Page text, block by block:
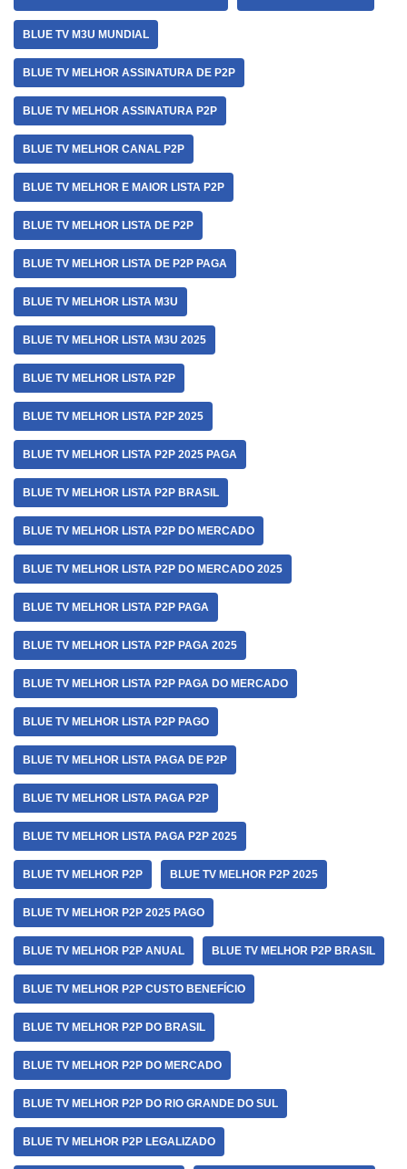
BLUE TV M3U MUNDIAL
BLUE TV MELHOR ASSINATURA DE P2P
BLUE TV MELHOR ASSINATURA P2P
BLUE TV MELHOR CANAL P2P
BLUE TV MELHOR E MAIOR LISTA P2P
BLUE TV MELHOR LISTA DE P2P
BLUE TV MELHOR LISTA DE P2P PAGA
BLUE TV MELHOR LISTA M3U
BLUE TV MELHOR LISTA M3U 2025
BLUE TV MELHOR LISTA P2P
BLUE TV MELHOR LISTA P2P 2025
BLUE TV MELHOR LISTA P2P 2025 PAGA
BLUE TV MELHOR LISTA P2P BRASIL
BLUE TV MELHOR LISTA P2P DO MERCADO
BLUE TV MELHOR LISTA P2P DO MERCADO 2025
BLUE TV MELHOR LISTA P2P PAGA
BLUE TV MELHOR LISTA P2P PAGA 2025
BLUE TV MELHOR LISTA P2P PAGA DO MERCADO
BLUE TV MELHOR LISTA P2P PAGO
BLUE TV MELHOR LISTA PAGA DE P2P
BLUE TV MELHOR LISTA PAGA P2P
BLUE TV MELHOR LISTA PAGA P2P 2025
BLUE TV MELHOR P2P BLUE TV MELHOR P2P 2025
BLUE TV MELHOR P2P 2025 PAGO
BLUE TV MELHOR P2P ANUAL BLUE TV MELHOR P2P BRASIL
BLUE TV MELHOR P2P CUSTO BENEFÍCIO
BLUE TV MELHOR P2P DO BRASIL
BLUE TV MELHOR P2P DO MERCADO
BLUE TV MELHOR P2P DO RIO GRANDE DO SUL
BLUE TV MELHOR P2P LEGALIZADO